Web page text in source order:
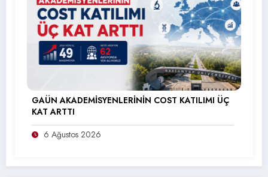
GAÜN AKADEMİSYENLERİNİN COST KATILIMI ÜÇ
KAT ARTTI
6 Ağustos 2026